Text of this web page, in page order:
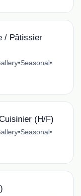
/ Pâtissier
•Seasonal•
(H/F)
•Seasonal•